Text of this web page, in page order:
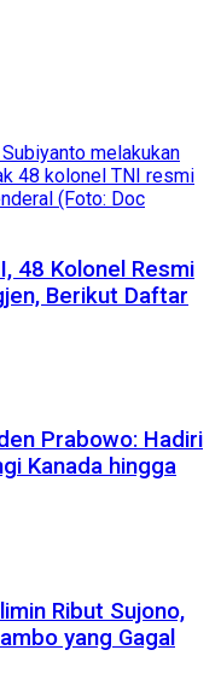
48 Kolonel Resmi
Berikut Daftar
Prabowo: Hadiri
Kanada hingga
Ribut Sujono,
yang Gagal